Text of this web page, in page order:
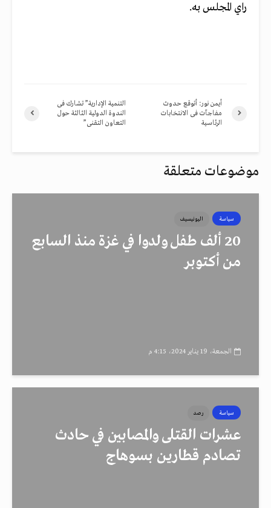
راي المجلس به.
التنمية الإدارية” تشارك فى
الندوة الدولية الثالثة حول
التعاون التقنى”
أيمن نور: أتوقع حدوث
مفاجآت فى الانتخابات
الرئاسية
موضوعات متعلقة
سياسة اليونيسيف
20 ألف طفل ولدوا في غزة منذ السابع
من أكتوبر
الجمعة، 19 يناير 2024، 4:15 م
سياسة رصد
عشرات القتلى والمصابين في حادث
تصادم قطارين بسوهاج